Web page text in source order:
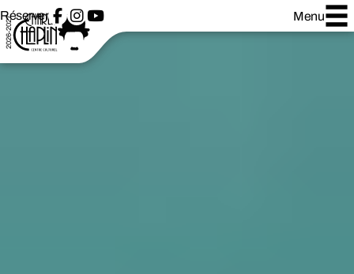
2026-2027 Menu
Réserver